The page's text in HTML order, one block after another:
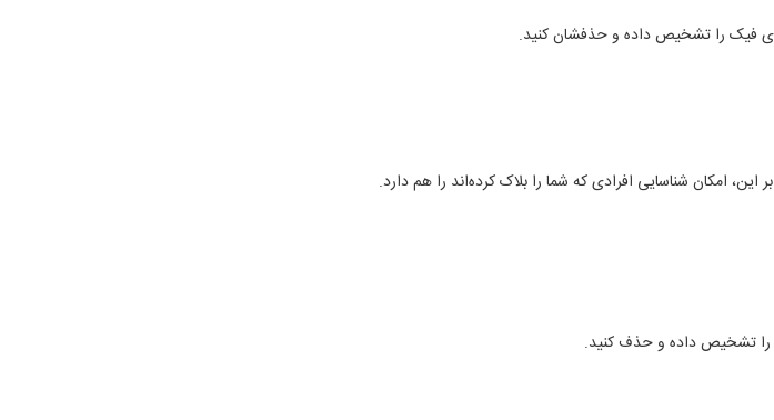
فیک را تشخیص داده و حذفشان کنید.
امکان شناسایی افرادی که شما را بلاک کرده‌اند را هم دارد.
را تشخیص داده و حذف کنید.